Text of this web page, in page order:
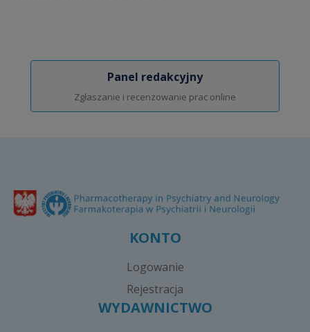
Panel redakcyjny
Zgłaszanie i recenzowanie prac online
KONTO
Logowanie
Rejestracja
WYDAWNICTWO